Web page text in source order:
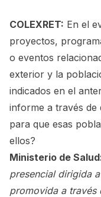
COLEXRET: En el
proyectos,
o eventos
exterior y la
indicados en el
informe a través de
para que esas
ellos?
Ministerio de
presencial dirigida
promovida a través